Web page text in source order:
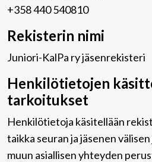
+358 440 540810
Rekisterin nimi
Juniori-KalPa ry jäsenrekisteri
Henkilötietojen
tarkoitukset
Henkilötietoja käsitellään
taikka seuran ja jäsenen
muun asiallisen yhteyden